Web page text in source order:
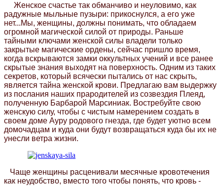
Женское счастье так обманчиво и неуловимо, как
радужные мыльные пузыри: прикоснулся, а его уже
нет...Мы, женщины, должны понимать, что обладаем
огромной магической силой от природы. Раньше
тайными ключами женской силы владели только
закрытые магические ордены, сейчас пришло время,
когда вскрываются замки оккультных учений и все ранее
скрытые знания выходят на поверхность. Одним из таких
секретов, который всячески пытались от нас скрыть,
является тайна женской крови. Предлагаю вам выдержку
из послания наших прародителей из созвездия Плеяд,
полученную Барбарой Марсиниак. Востребуйте свою
женскую силу, чтобы с чистым намерением создать в
своем доме Ауру родового гнезда, где будет уютно всем
домочадцам и куда они будут возвращаться куда бы их не
унесли ветра жизни.
Чаще женщины расценивали месячные кровотечения
как неудобство, вместо того чтобы понять, что кровь -